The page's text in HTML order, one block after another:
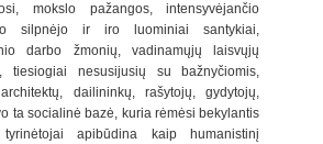
mokslo pažangos, intensyvėjančio
silpnėjo ir iro luominiai santykiai,
darbo žmonių, vadinamųjų laisvųjų
tiesiogiai nesusijusių su bažnyčiomis,
dailininkų, rašytojų, gydytojų,
ta socialinė bazė, kuria rėmėsi bekylantis
apibūdina kaip humanistinį